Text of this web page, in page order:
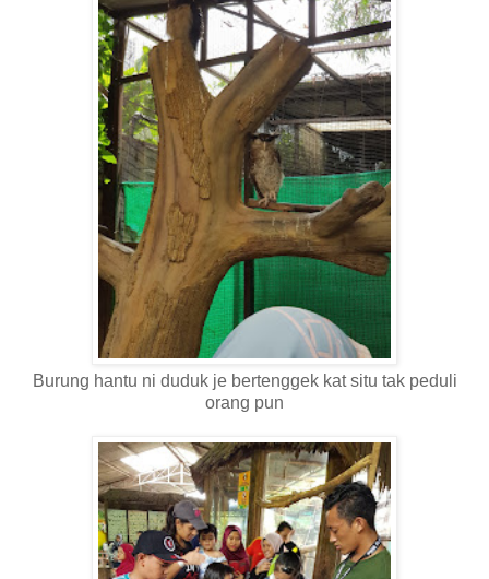
Burung hantu ni duduk je bertenggek kat situ tak peduli
orang pun